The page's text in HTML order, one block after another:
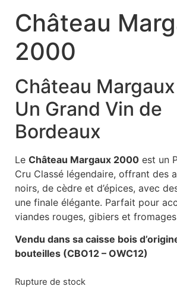
Château
2000
Château
Un Grand Vin de
Bordeaux
Le Château Margaux 2000 est un
Cru Classé légendaire, offrant des
noirs, de cèdre et d’épices, avec
une finale élégante. Parfait pour
viandes rouges, gibiers et
Vendu dans sa caisse bois
bouteilles (CBO12 – OWC12)
Rupture de stock